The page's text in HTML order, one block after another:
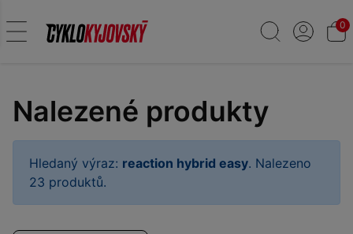
0
Nalezené produkty
Hledaný výraz: reaction hybrid easy. Nalezeno
23 produktů.